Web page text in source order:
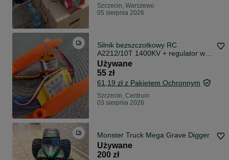
Szczecin, Warszewo
05 sierpnia 2026
Silnik bezszczotkowy RC
A2212/10T 1400KV + regulator w
zestawie + 2śmigła
Używane
55 zł
61,19 zł z Pakietem Ochronnym
Szczecin, Centrum
03 sierpnia 2026
Monster Truck Mega Grave Digger
Używane
200 zł